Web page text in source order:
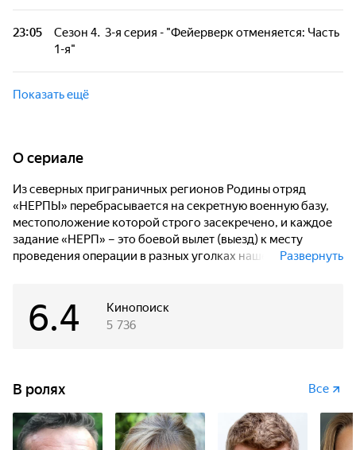
Но происходит теракт. Спасти ситуацию могут только
Небольшой российский город готовится к важному
построенного при участии благотворителей из Франции.
Но происходит теракт. Спасти ситуацию могут только
23:05
Сезон 4. 3-я серия - "Фейерверк отменяется: Часть
1-я"
Террорист Умар Холзеев готовит большую партию
смертельных фейерверков. Основная цель террористов -
торговый комплекс и группа высокопоставленных
Показать ещё
O сериале
Из северных приграничных регионов Родины отряд
«НЕРПЫ» перебрасывается на секретную военную базу,
местоположение которой строго засекречено, и каждое
задание «НЕРП» – это боевой вылет (выезд) к месту
проведения операции в разных уголках нашей страны.
Развернуть
Кинопоиск
6.4 5 736
В ролях Все